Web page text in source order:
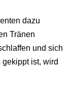
dazu
Tränen
und sich
ist, wird